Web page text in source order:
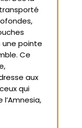
une pointe
Ce
aux
qui